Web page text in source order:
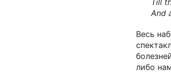
Till
And
Весь
либо